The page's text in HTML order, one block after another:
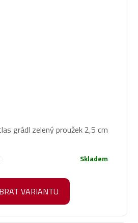
grádl zelený proužek 2,5 cm
Skladem
VARIANTU